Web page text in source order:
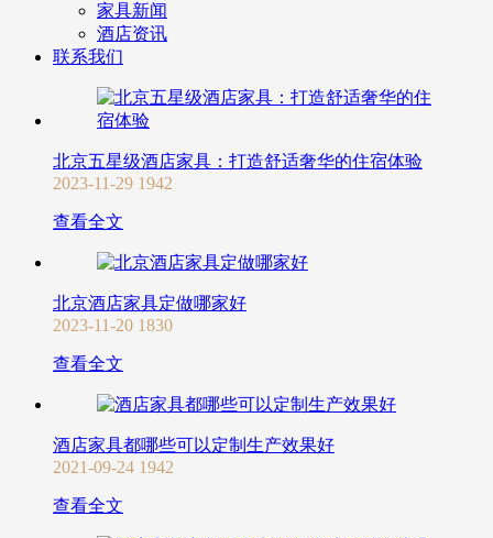
家具新闻
酒店资讯
联系我们
北京五星级酒店家具：打造舒适奢华的住宿体验
2023-11-29 1942
查看全文
北京酒店家具定做哪家好
2023-11-20 1830
查看全文
酒店家具都哪些可以定制生产效果好
2021-09-24 1942
查看全文